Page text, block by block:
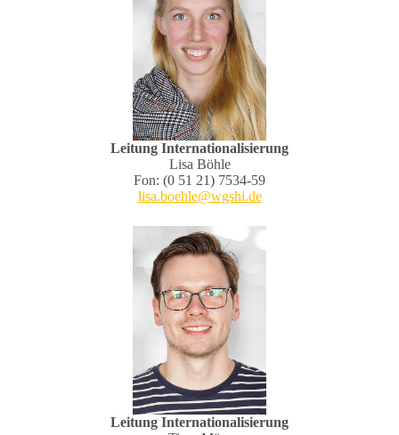
Leitung Internationalisierung
Lisa Böhle
Fon: (0 51 21) 7534-59
lisa.boehle@wgshi.de
Leitung Internationalisierung